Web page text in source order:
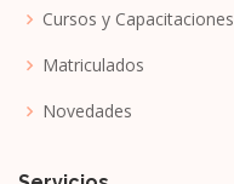
Cursos y Capacitaciones
Matriculados
Novedades